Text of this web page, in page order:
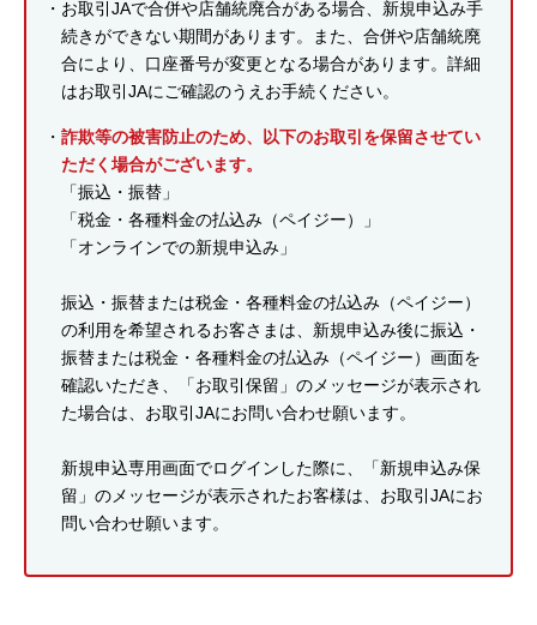
お取引JAで合併や店舗統廃合がある場合、新規申込み手
続きができない期間があります。また、合併や店舗統廃
合により、口座番号が変更となる場合があります。詳細
はお取引JAにご確認のうえお手続ください。
詐欺等の被害防止のため、以下のお取引を保留させてい
ただく場合がございます。
「振込・振替」
「税金・各種料金の払込み（ペイジー）」
「オンラインでの新規申込み」
振込・振替または税金・各種料金の払込み（ペイジー）
の利用を希望されるお客さまは、新規申込み後に振込・
振替または税金・各種料金の払込み（ペイジー）画面を
確認いただき、「お取引保留」のメッセージが表示され
た場合は、お取引JAにお問い合わせ願います。
新規申込専用画面でログインした際に、「新規申込み保
留」のメッセージが表示されたお客様は、お取引JAにお
問い合わせ願います。